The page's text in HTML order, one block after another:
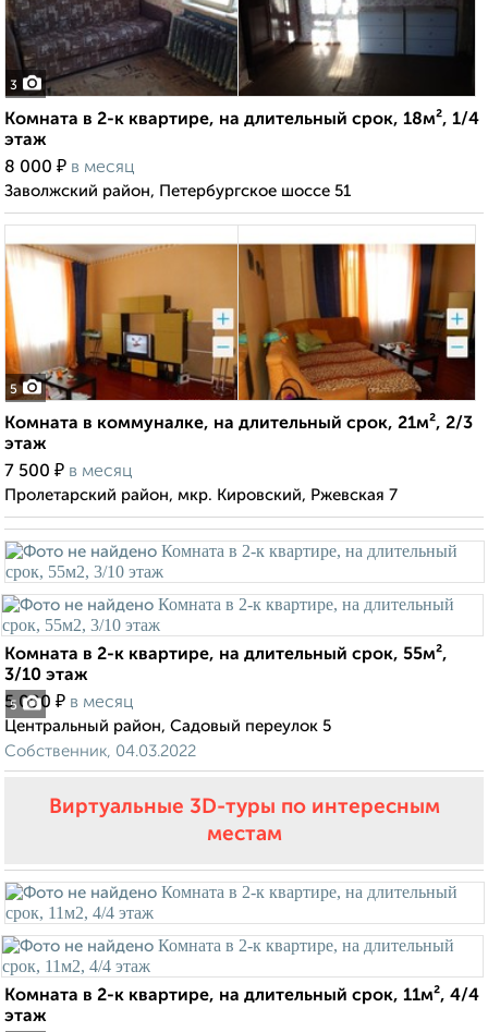
3
Комната в 2-к квартире, на длительный срок, 18м², 1/4
этаж
8 000 ₽ в месяц
Заволжский район, Петербургское шоссе 51
5
Комната в коммуналке, на длительный срок, 21м², 2/3
этаж
7 500 ₽ в месяц
Пролетарский район, мкр. Кировский, Ржевская 7
5
Комната в 2-к квартире, на длительный срок, 55м²,
3/10 этаж
5 000 ₽ в месяц
Центральный район, Садовый переулок 5
Собственник, 04.03.2022
Виртуальные 3D-туры по интересным
местам
Комната в 2-к квартире, на длительный срок, 11м², 4/4
этаж